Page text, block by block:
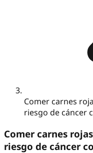
Comer carnes
riesgo de cáncer
Comer carnes
riesgo de cáncer